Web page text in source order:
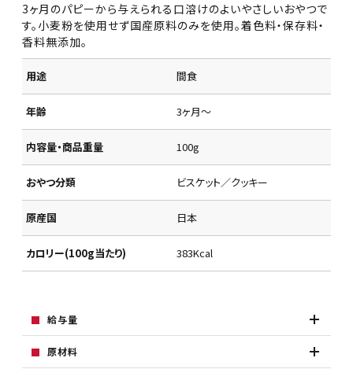
3ヶ月のパピーから与えられる口溶けのよいやさしいおやつで
す。小麦粉を使用せず国産原料のみを使用。着色料・保存料・
香料無添加。
用途 間食
年齢 3ヶ月～
内容量・商品重量 100g
おやつ分類 ビスケット／クッキー
原産国 日本
カロリー(100g当たり) 383Kcal
給与量
原材料